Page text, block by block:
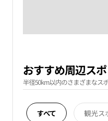
おすすめ周辺ス
半径50km以内のさまざまなス
すべて 観光ス